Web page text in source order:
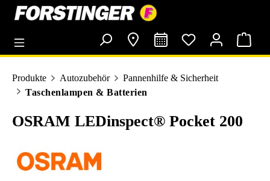
springen
Produkte Autozubehör
Pannenhilfe & Sicherheit
Taschenlampen & Batterien
OSRAM LEDinspect® Pocket 200